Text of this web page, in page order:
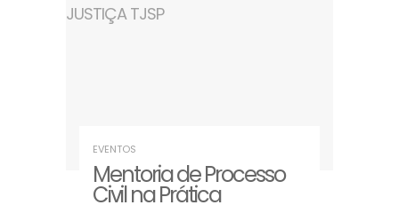
EVENTOS
Mentoria de Processo
Civil na Prática